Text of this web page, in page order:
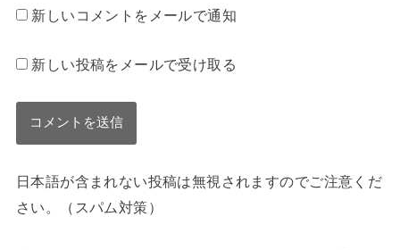
新しいコメントをメールで通知
新しい投稿をメールで受け取る
日本語が含まれない投稿は無視されますのでご注意くだ
さい。（スパム対策）